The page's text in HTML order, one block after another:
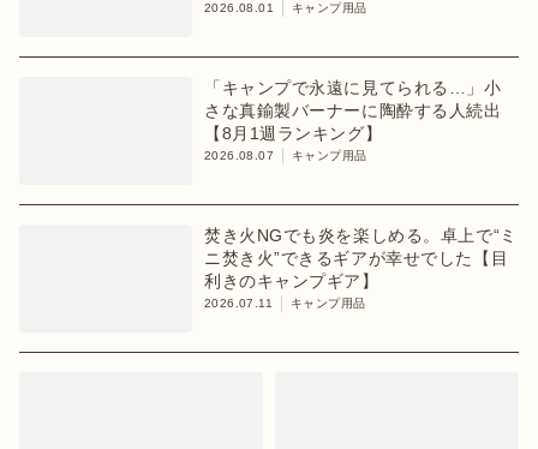
2026.08.01 キャンプ用品
「キャンプで永遠に見てられる…」小
さな真鍮製バーナーに陶酔する人続出
【8月1週ランキング】
2026.08.07 キャンプ用品
焚き火NGでも炎を楽しめる。卓上で“ミ
ニ焚き火”できるギアが幸せでした【目
利きのキャンプギア】
2026.07.11 キャンプ用品